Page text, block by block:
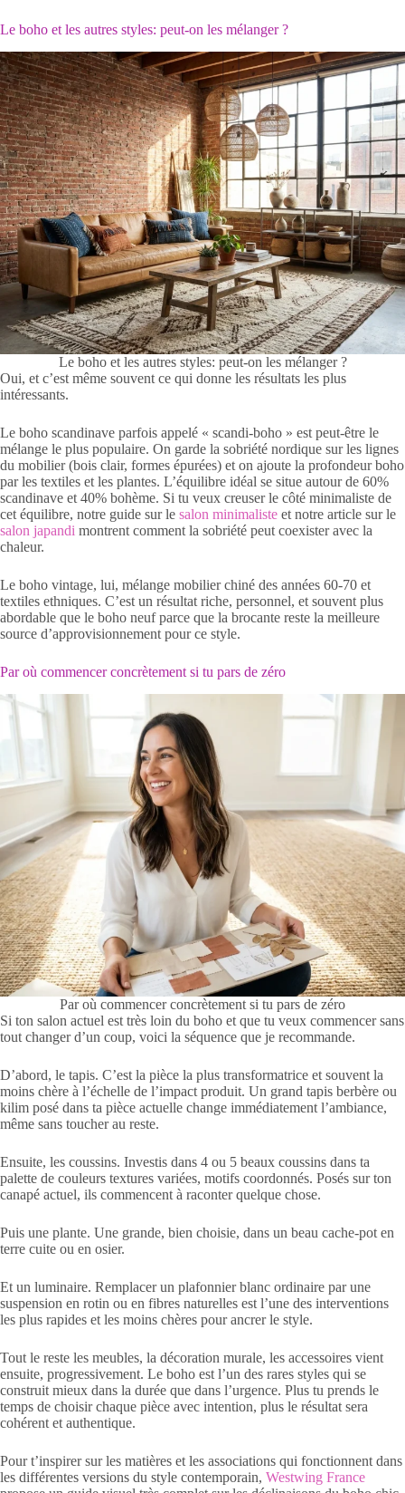
Le boho et les autres styles: peut-on les mélanger ?
Le boho et les autres styles: peut-on les mélanger ?
Oui, et c’est même souvent ce qui donne les résultats les plus
intéressants.
Le boho scandinave parfois appelé « scandi-boho » est peut-être le
mélange le plus populaire. On garde la sobriété nordique sur les lignes
du mobilier (bois clair, formes épurées) et on ajoute la profondeur boho
par les textiles et les plantes. L’équilibre idéal se situe autour de 60%
scandinave et 40% bohème. Si tu veux creuser le côté minimaliste de
cet équilibre, notre guide sur le salon minimaliste et notre article sur le
salon japandi montrent comment la sobriété peut coexister avec la
chaleur.
Le boho vintage, lui, mélange mobilier chiné des années 60-70 et
textiles ethniques. C’est un résultat riche, personnel, et souvent plus
abordable que le boho neuf parce que la brocante reste la meilleure
source d’approvisionnement pour ce style.
Par où commencer concrètement si tu pars de zéro
Par où commencer concrètement si tu pars de zéro
Si ton salon actuel est très loin du boho et que tu veux commencer sans
tout changer d’un coup, voici la séquence que je recommande.
D’abord, le tapis. C’est la pièce la plus transformatrice et souvent la
moins chère à l’échelle de l’impact produit. Un grand tapis berbère ou
kilim posé dans ta pièce actuelle change immédiatement l’ambiance,
même sans toucher au reste.
Ensuite, les coussins. Investis dans 4 ou 5 beaux coussins dans ta
palette de couleurs textures variées, motifs coordonnés. Posés sur ton
canapé actuel, ils commencent à raconter quelque chose.
Puis une plante. Une grande, bien choisie, dans un beau cache-pot en
terre cuite ou en osier.
Et un luminaire. Remplacer un plafonnier blanc ordinaire par une
suspension en rotin ou en fibres naturelles est l’une des interventions
les plus rapides et les moins chères pour ancrer le style.
Tout le reste les meubles, la décoration murale, les accessoires vient
ensuite, progressivement. Le boho est l’un des rares styles qui se
construit mieux dans la durée que dans l’urgence. Plus tu prends le
temps de choisir chaque pièce avec intention, plus le résultat sera
cohérent et authentique.
Pour t’inspirer sur les matières et les associations qui fonctionnent dans
les différentes versions du style contemporain, Westwing France